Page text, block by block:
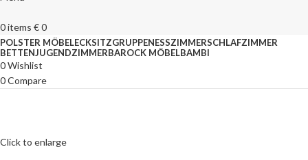
0items €0
POLSTER MÖBELECKSITZGRUPPENESSZIMMERSCHLAFZIMMER
BETTENJUGENDZIMMERBAROCK MÖBELBAMBI
0Wishlist
0Compare
Click to enlarge